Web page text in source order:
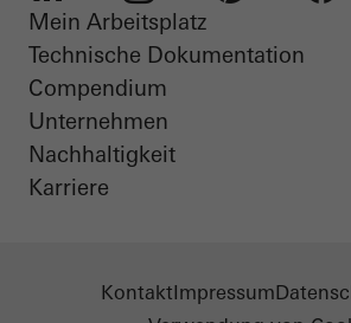
LinkedIn Instagram
Mein Arbeitsplatz
Technische Dokumentation
Compendium
Unternehmen
Nachhaltigkeit
Karriere
KontaktImpressum